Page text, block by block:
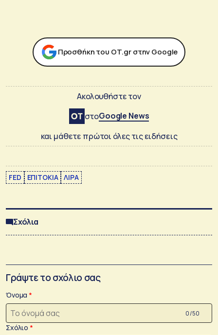
Προσθήκη του ΟΤ.gr στην Google
Ακολουθήστε τον
στοGoogle News
και μάθετε πρώτοι όλες τις ειδήσεις
FED ΕΠΙΤΟΚΙΑ ΛΙΡΑ
Σχόλια
Γράψτε το σχόλιο σας
Όνομα
0 /50
Σχόλιο